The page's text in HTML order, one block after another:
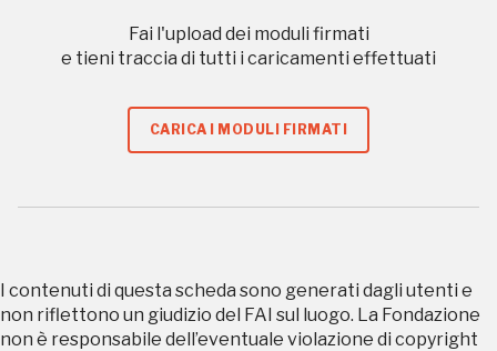
Fai l'upload dei moduli firmati
e tieni traccia di tutti i caricamenti effettuati
CARICA I MODULI FIRMATI
I contenuti di questa scheda sono generati dagli utenti e
non riflettono un giudizio del FAI sul luogo. La Fondazione
non è responsabile dell’eventuale violazione di copyright
a quelle inerenti i luoghi più vicini e gli eventi
organizzati
più bella, risparmiando.